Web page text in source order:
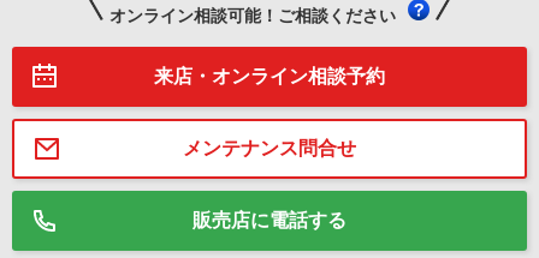
オンライン相談可能！ご相談ください
来店・オンライン相談予約
メンテナンス問合せ
販売店に電話する